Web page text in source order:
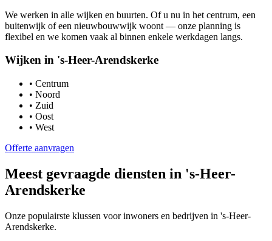
We werken in alle wijken en buurten. Of u nu in het centrum, een
buitenwijk of een nieuwbouwwijk woont — onze planning is
flexibel en we komen vaak al binnen enkele werkdagen langs.
Wijken in 's-Heer-Arendskerke
• Centrum
• Noord
• Zuid
• Oost
• West
Offerte aanvragen
Meest gevraagde diensten in 's-Heer-
Arendskerke
Onze populairste klussen voor inwoners en bedrijven in 's-Heer-
Arendskerke.